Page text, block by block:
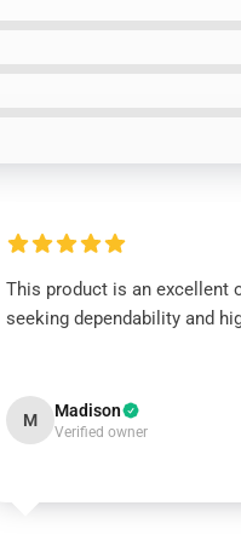
This product is an excellent
seeking dependability and
M Madison
Verified owner